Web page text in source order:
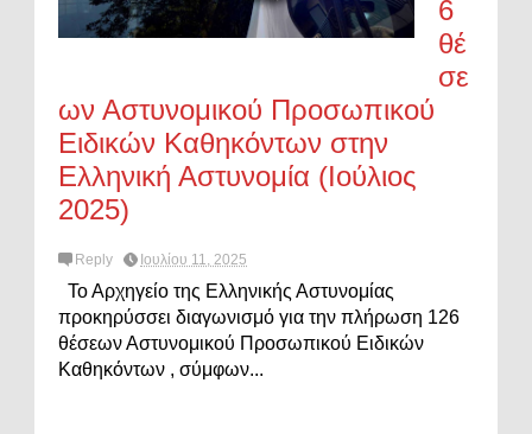
6
θέ
σε
ων Αστυνομικού Προσωπικού
Ειδικών Καθηκόντων στην
Ελληνική Αστυνομία (Ιούλιος
2025)
Reply Ιουλίου 11, 2025
Το Αρχηγείο της Ελληνικής Αστυνομίας
προκηρύσσει διαγωνισμό για την πλήρωση 126
θέσεων Αστυνομικού Προσωπικού Ειδικών
Καθηκόντων , σύμφων...